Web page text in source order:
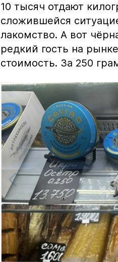
10 тысяч отдают
сложившейся
лакомство. А вот
редкий гость на
стоимость. За 250